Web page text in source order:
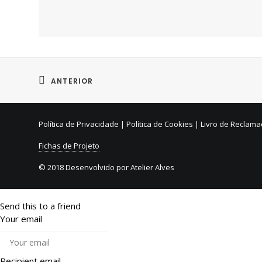
ANTERIOR
Política de Privacidade | Política de Cookies | Livro de
Fichas de Projeto
© 2018 Desenvolvido porAtelier Alves
Send this to a friend
Your email